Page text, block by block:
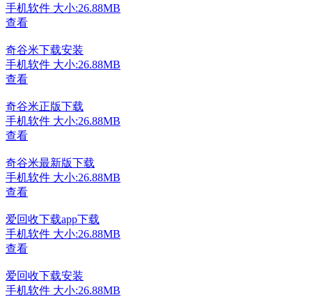
手机软件 大小:26.88MB
查看
奇谷米下载安装
手机软件 大小:26.88MB
查看
奇谷米正版下载
手机软件 大小:26.88MB
查看
奇谷米最新版下载
手机软件 大小:26.88MB
查看
爱回收下载app下载
手机软件 大小:26.88MB
查看
爱回收下载安装
手机软件 大小:26.88MB